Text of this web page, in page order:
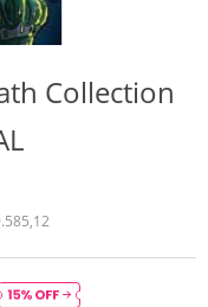
Collection